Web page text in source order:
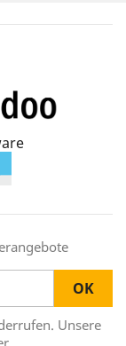
Unsere